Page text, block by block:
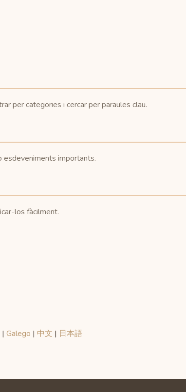
per categories i cercar per paraules clau.
esdeveniments importants.
los fàcilment.
| Galego | 中文 | 日本語